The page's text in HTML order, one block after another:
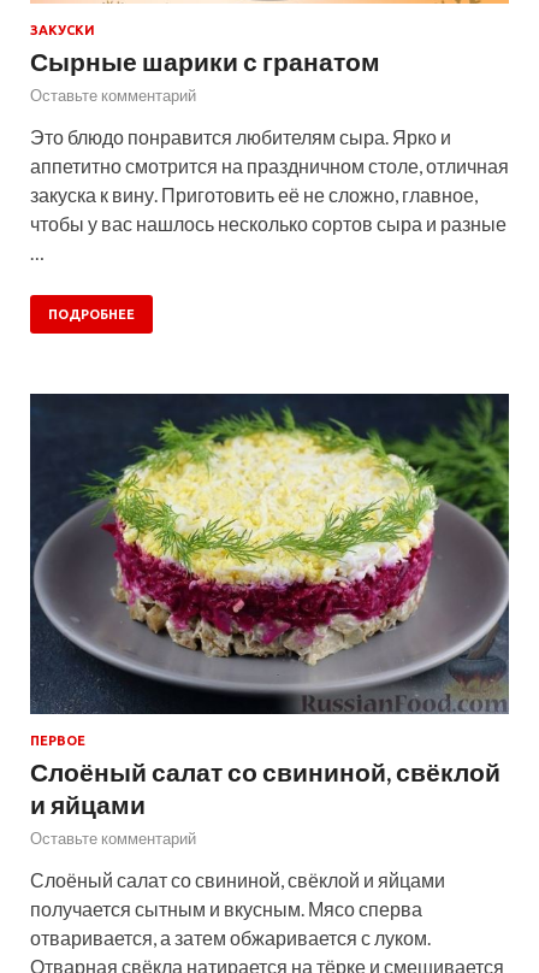
ЗАКУСКИ
Сырные шарики с гранатом
Оставьте комментарий
Это блюдо понравится любителям сыра. Ярко и
аппетитно смотрится на праздничном столе, отличная
закуска к вину. Приготовить её не сложно, главное,
чтобы у вас нашлось несколько сортов сыра и разные
…
ПОДРОБНЕЕ
ПЕРВОЕ
Слоёный салат со свининой, свёклой
и яйцами
Оставьте комментарий
Слоёный салат со свининой, свёклой и яйцами
получается сытным и вкусным. Мясо сперва
отваривается, а затем обжаривается с луком.
Отварная свёкла натирается на тёрке и смешивается